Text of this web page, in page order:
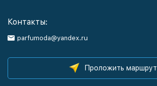
Контакты:
parfumoda@yandex.ru
Проложить маршрут